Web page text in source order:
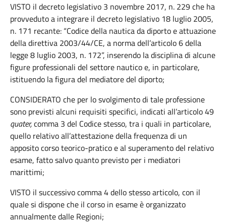
VISTO il decreto legislativo 3 novembre 2017, n. 229 che ha
provveduto a integrare il decreto legislativo 18 luglio 2005,
n. 171 recante: “Codice della nautica da diporto e attuazione
della direttiva 2003/44/CE, a norma dell’articolo 6 della
legge 8 luglio 2003, n. 172”, inserendo la disciplina di alcune
figure professionali del settore nautico e, in particolare,
istituendo la figura del mediatore del diporto;
CONSIDERATO che per lo svolgimento di tale professione
sono previsti alcuni requisiti specifici, indicati all’articolo 49
quater,comma 3 del Codice stesso, tra i quali in particolare,
quello relativo all’attestazione della frequenza di un
apposito corso teorico-pratico e al superamento del relativo
esame, fatto salvo quanto previsto per i mediatori
marittimi;
VISTO il successivo comma 4 dello stesso articolo, con il
quale si dispone che il corso in esame è organizzato
annualmente dalle Regioni;